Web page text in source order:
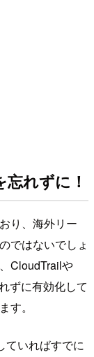
れずに！
り、海外リー
ではないでしょ
CloudTrailや
ずに有効化して
す。
ていればすでに